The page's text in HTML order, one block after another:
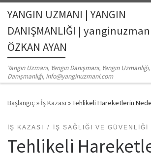
Skip to content
YANGIN UZMANI | YANGIN
DANIŞMANLIĞI |
ÖZKAN AYAN
Yangın Uzmanı, Yangın Danışmanı, Yangın
Danışmanlığı, info@yanginuzmani.com
Başlangıç » İş Kazası »Tehlikeli Hareketlerin
İŞ KAZASI İŞ SAĞLIĞI VE GÜVENLIĞI
Tehlikeli